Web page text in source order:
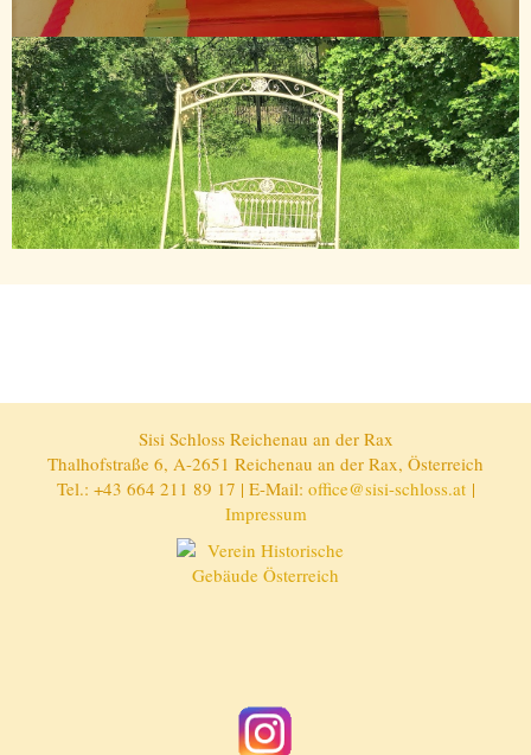
Sisi Schloss Reichenau an der Rax
Thalhofstraße 6, A-2651 Reichenau an der Rax, Österreich
Tel.: +43 664 211 89 17 | E-Mail: office@sisi-schloss.at|
Impressum